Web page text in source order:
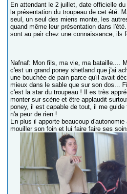
En attendant le 2 juillet, date officielle
la présentation du troupeau de cet été.
seul, un seul des miens monte, les
quand même leur présentation dans
sont au pair chez une connaissance, ils
Nafnaf: Mon fils, ma vie, ma bataille....
c'est un grand poney shetland que j'ai
une bouchée de pain parce qu'il avait
mieux dans le sable que sur son dos...
c'est la star du troupeau ! Il es très
monter sur scène et être applaudit
poney, il est capable de tout, il me guide
n'a peur de rien !
En plus il apporte beaucoup
mouiller son foin et lui faire faire ses